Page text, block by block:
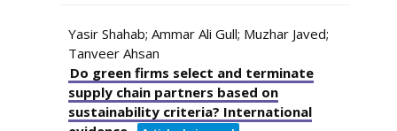
Yasir Shahab; Ammar Ali Gull; Muzhar Javed;
Tanveer Ahsan
Do green firms select and terminate
supply chain partners based on
sustainability criteria? International